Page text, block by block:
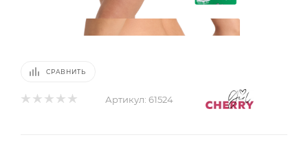
СРАВНИТЬ
Артикул: 61524